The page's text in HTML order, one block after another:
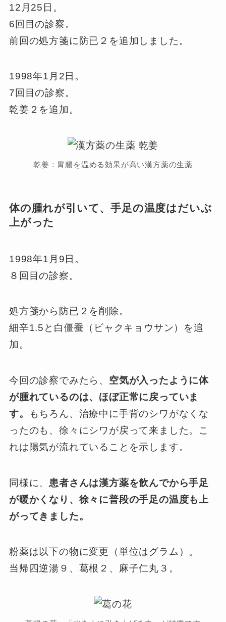
12月25日。
6回目の診察。
前回の処方箋に防已２を追加しました。
1998年1月2日。
7回目の診察。
乾姜２を追加。
乾姜：胃腸を温める効果が高い漢方薬の生薬
体の腫れが引いて、手足の温度はだいぶ
上がった
1998年1月9日。
８回目の診察。
処方箋から防已２を削除。
細辛1.5と白僵蚕 （ビャクキョウサン）を追
加。
今回の診察でみたら、 空気が入ったように体
が腫れているのは、ほぼ正常に戻っていま
す。
もちろん、 治療中に手背のシワがなくな
ったのも、徐々にシワが戻って来ました。こ
れは陽気が流れていることを示します。
同様に、 患者さんは漢方薬を飲んでから手足
が暖かくなり、徐々に普段の手足の温度も上
がってきました。
粉薬は以下の物に変更（単位はグラム）。
当帰四逆湯９、葛根２、麻子仁丸３。